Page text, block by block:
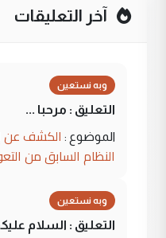
آخر التعليقات
وبه نستعين
التعليق : مرحبا ...
الموضوع : الكشف عن
النظام السابق من
وبه نستعين
التعليق : السلام